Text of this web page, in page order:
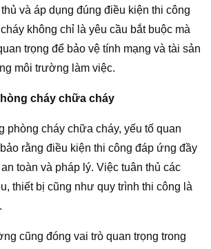
và áp dụng đúng điều kiện thi công
không chỉ là yêu cầu bắt buộc mà
trọng để bảo vệ tính mạng và tài sản
môi trường làm việc.
cháy chữa cháy
phòng cháy chữa cháy, yếu tố quan
rằng điều kiện thi công đáp ứng đầy
toàn và pháp lý. Việc tuân thủ các
thiết bị cũng như quy trình thi công là
cũng đóng vai trò quan trọng trong